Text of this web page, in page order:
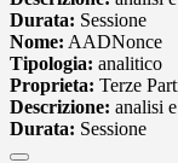
Durata: Sessione
Nome: AADNonce
Tipologia: analitico
Proprieta: Terze
Descrizione: analisi
Durata: Sessione